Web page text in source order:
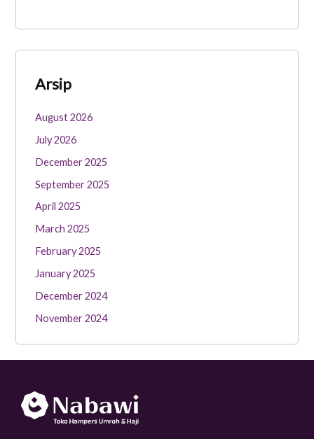
Arsip
August 2026
July 2026
December 2025
September 2025
April 2025
March 2025
February 2025
January 2025
December 2024
November 2024